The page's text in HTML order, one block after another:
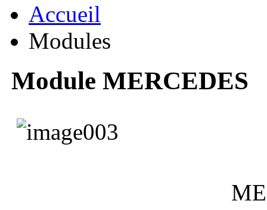
Accueil
Modules
Module MERCEDES